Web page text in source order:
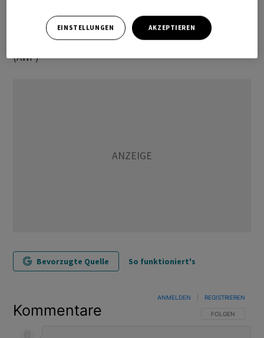
Konflikts zwischen Israel und der Hisbollah
durchsetzen konnte./arj/DP/jha
(AWP)
Bevorzugte Quelle So funktioniert's
Kommentare FOLGE DIESER
FOLGEN
ANMELDEN REGISTRIEREN
EINSTELLUNGEN AKZEPTIEREN